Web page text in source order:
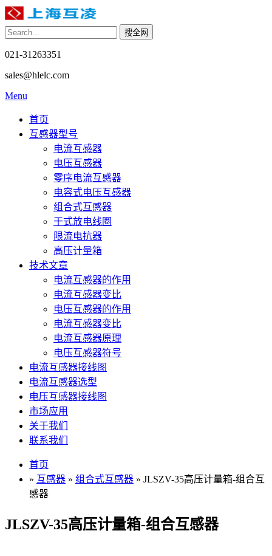
021-31263351
sales@hlelc.com
Menu
首页
互感器型号
电流互感器
电压互感器
零序电流互感器
电容式电压互感器
组合式互感器
干式放电线圈
限流电抗器
高压计量箱
技术文章
电流互感器的作用
电流互感器变比
电压互感器的作用
电流互感器变比
电流互感器原理
电压互感器符号
电流互感器接线图
电流互感器选型
电压互感器接线图
市场应用
关于我们
联系我们
首页
» 互感器 » 组合式互感器 » JLSZV-35高压计量箱-组合互
感器
JLSZV-35高压计量箱-组合互感器